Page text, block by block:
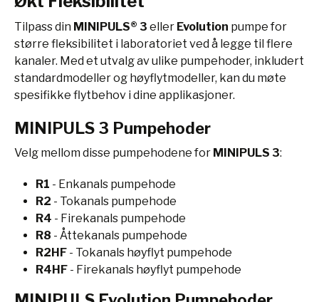
Tilpass din MINIPULS® 3 eller Evolution pumpe for
større fleksibilitet i laboratoriet ved å legge til flere
kanaler. Med et utvalg av ulike pumpehoder, inkludert
standardmodeller og høyflytmodeller, kan du møte
spesifikke flytbehov i dine applikasjoner.
MINIPULS 3 Pumpehoder
Velg mellom disse pumpehodene for MINIPULS 3:
R1 - Enkanals pumpehode
R2 - Tokanals pumpehode
R4 - Firekanals pumpehode
R8 - Åttekanals pumpehode
R2HF - Tokanals høyflyt pumpehode
R4HF - Firekanals høyflyt pumpehode